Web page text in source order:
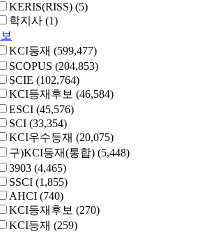
KERIS(RISS) (5)
학지사 (1)
KCI등재 (599,477)
SCOPUS (204,853)
SCIE (102,764)
KCI등재후보 (46,584)
ESCI (45,576)
SCI (33,354)
KCI우수등재 (20,075)
구)KCI등재(통합) (5,448)
3903 (4,465)
SSCI (1,855)
AHCI (740)
KCI등재후보 (270)
KCI등재 (259)